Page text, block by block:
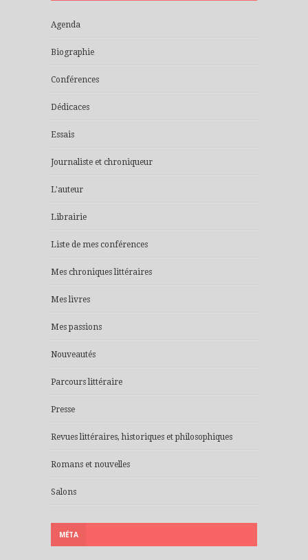
Agenda
Biographie
Conférences
Dédicaces
Essais
Journaliste et chroniqueur
L'auteur
Librairie
Liste de mes conférences
Mes chroniques littéraires
Mes livres
Mes passions
Nouveautés
Parcours littéraire
Presse
Revues littéraires, historiques et philosophiques
Romans et nouvelles
Salons
MÉTA